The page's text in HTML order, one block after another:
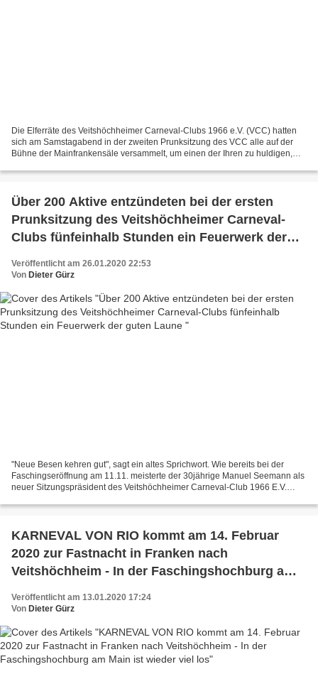
Die Elferräte des Veitshöchheimer Carneval-Clubs 1966 e.V. (VCC) hatten
sich am Samstagabend in der zweiten Prunksitzung des VCC alle auf der
Bühne der Mainfrankensäle versammelt, um einen der Ihren zu huldigen,
Über 200 Aktive entzündeten bei der ersten
Prunksitzung des Veitshöchheimer Carneval-
Clubs fünfeinhalb Stunden ein Feuerwerk der
Veröffentlicht am 26.01.2020 22:53
Von Dieter Gürz
"Neue Besen kehren gut", sagt ein altes Sprichwort. Wie bereits bei der
Faschingseröffnung am 11.11. meisterte der 30jährige Manuel Seemann als
neuer Sitzungspräsident des Veitshöchheimer Carneval-Club 1966 E.V.
KARNEVAL VON RIO kommt am 14. Februar
2020 zur Fastnacht in Franken nach
Veitshöchheim - In der Faschingshochburg am
Veröffentlicht am 13.01.2020 17:24
Von Dieter Gürz